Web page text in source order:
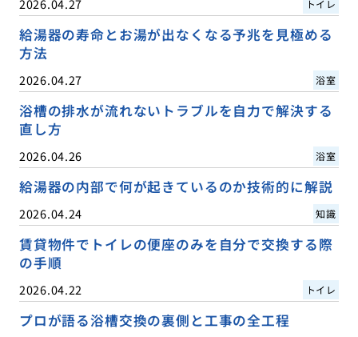
2026.04.27 トイレ
給湯器の寿命とお湯が出なくなる予兆を見極める
方法
2026.04.27 浴室
浴槽の排水が流れないトラブルを自力で解決する
直し方
2026.04.26 浴室
給湯器の内部で何が起きているのか技術的に解説
2026.04.24 知識
賃貸物件でトイレの便座のみを自分で交換する際
の手順
2026.04.22 トイレ
プロが語る浴槽交換の裏側と工事の全工程